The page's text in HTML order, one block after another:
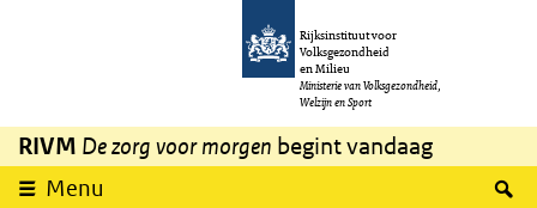
Overslaan en naar de inhoud gaan
Rijksinstituut voor
Volksgezondheid
en Milieu
Ministerie van Volksgezondheid,
Welzijn en Sport
RIVM De zorg voor morgen begint vandaag
Menu